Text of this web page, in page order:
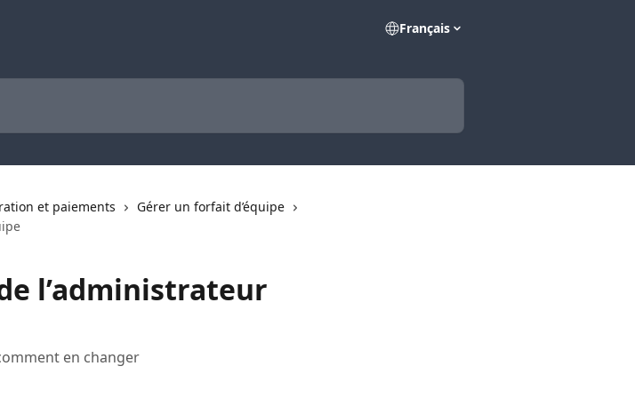
Français
et paiements
Gérer un forfait d’équipe
l’administrateur
en changer